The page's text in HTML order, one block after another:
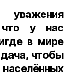
у нас
в мире
чтобы